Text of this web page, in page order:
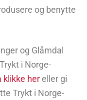
og benytte
og Glåmdal
i Norge-
klikke her eller gi
Trykt i Norge-